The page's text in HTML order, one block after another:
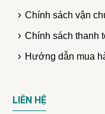
Chính sách vận
Chính sách thanh
Hướng dẫn mua
LIÊN HỆ